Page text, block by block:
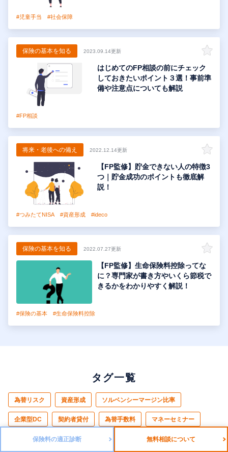
#児童手当 #社会保障
保険の基本を知る 2023.09.14更新
はじめてのFP相談の前にチェック
しておきたいポイント３選！事前準
備や注意点についても解説
#FP相談
将来・老後への備え 2022.12.14更新
【FP監修】貯金できない人の特徴3
つ｜貯金成功のポイントも徹底解
説！
#つみたてNISA #資産形成 #ideco
保険の基本を知る 2022.07.27更新
【FP監修】生命保険料控除ってな
に？専門家が書き方やいくら節税で
きるかをわかりやすく解説！
#保険の基本 #生命保険料控除
タグ一覧
為替リスク 資産形成 ソルベンシーマージン比率
企業型DC 契約者貸付 為替手数料 マネーセミナー
教育資金 生命保険の選び方 マイナス金利
保険料の適正診断 無料相談について